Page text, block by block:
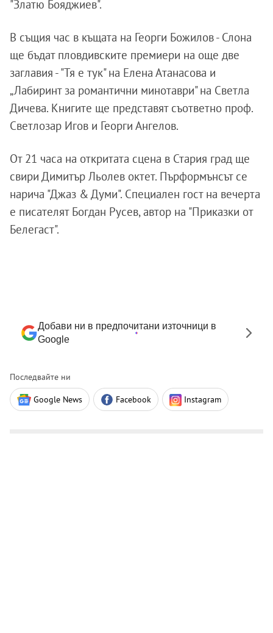
"Златю Бояджиев".
В същия час в къщата на Георги Божилов - Слона
ще бъдат пловдивските премиери на още две
заглавия - "Тя е тук" на Елена Атанасова и
„Лабиринт за романтични минотаври" на Светла
Дичева. Книгите ще представят съответно проф.
Светлозар Игов и Георги Ангелов.
От 21 часа на откритата сцена в Стария град ще
свири Димитър Льолев октет. Пърформънсът се
нарича "Джаз & Думи". Специален гост на вечерта
е писателят Богдан Русев, автор на "Приказки от
Белегаст".
Добави ни в предпочитани източници в
Google
Последвайте ни
Google News Facebook Instagram